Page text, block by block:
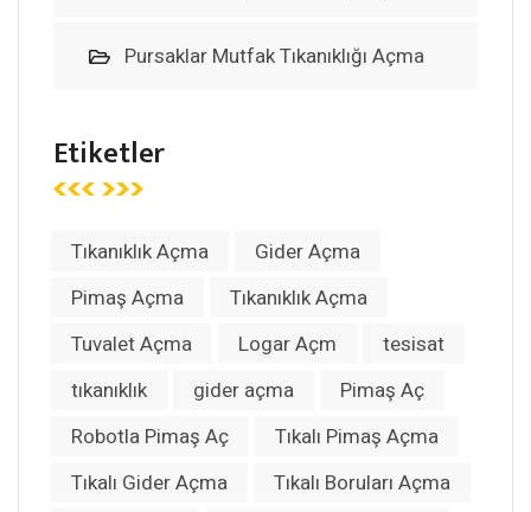
Pursaklar Mutfak Tıkanıklığı Açma
Etiketler
Tıkanıklık Açma
Gider Açma
Pimaş Açma
Tıkanıklık Açma
Tuvalet Açma
Logar Açm
tesisat
tıkanıklık
gider açma
Pimaş Aç
Robotla Pimaş Aç
Tıkalı Pimaş Açma
Tıkalı Gider Açma
Tıkalı Boruları Açma